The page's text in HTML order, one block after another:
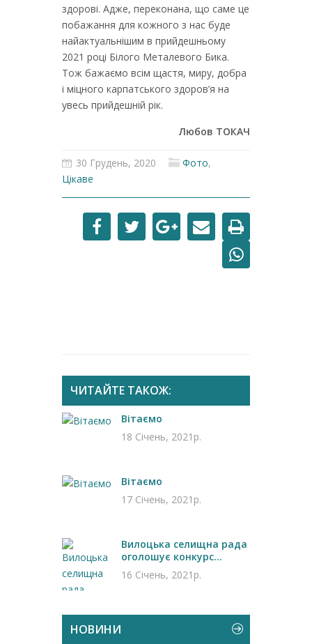
здорові. Адже, переконана, що саме це
побажання для кожного з нас буде
найактуальнішим в прийдешньому
2021 році Білого Металевого Бика.
Тож бажаємо всім щастя, миру, добра
і міцного карпатського здоров’я на
увесь прийдешній рік.
Любов ТОКАЧ
30 Грудень, 2020 Фото,
Цікаве
ЧИТАЙТЕ ТАКОЖ:
Вітаємо
18 Січень, 2021р.
Вітаємо
17 Січень, 2021р.
Вилоцька селищна рада
оголошує конкурс...
16 Січень, 2021р.
НОВИНИ